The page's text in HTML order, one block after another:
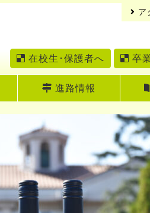
ア
在校生･保護者へ 卒
進路情報